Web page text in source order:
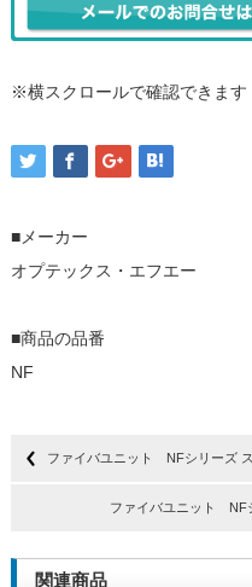
※横スクロールで確認できます
■メーカー
オプテックス・エフエー
■商品の品番
NF
ファイバユニット NFシリーズ
ファイバユニット NF
関連商品